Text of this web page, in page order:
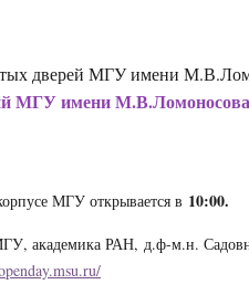
дверей МГУ имени
МГУ имени
МГУ открывается в 10:00.
академика РАН, д.ф-м.н.